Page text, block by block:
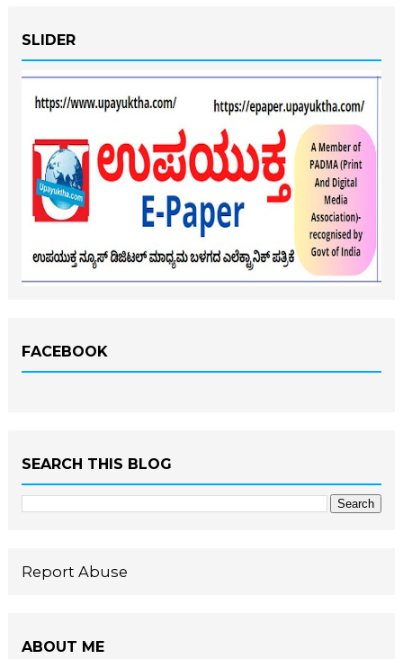
SLIDER
FACEBOOK
SEARCH THIS BLOG
Report Abuse
ABOUT ME